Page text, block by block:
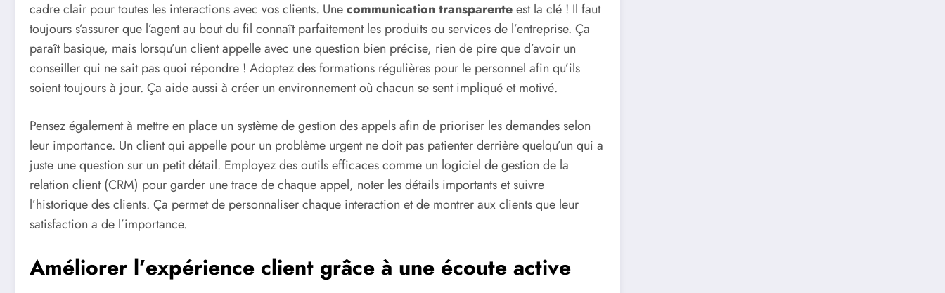
cadre clair pour toutes les interactions avec vos clients. Unecommunication transparenteest la clé ! Il faut
toujours s’assurer que l’agent au bout du fil connaît parfaitement les produits ou services de l’entreprise. Ça
paraît basique, mais lorsqu’un client appelle avec une question bien précise, rien de pire que d’avoir un
conseiller qui ne sait pas quoi répondre ! Adoptez des formations régulières pour le personnel afin qu’ils
soient toujours à jour. Ça aide aussi à créer un environnement où chacun se sent impliqué et motivé.
Pensez également à mettre en place un système de gestion des appels afin de prioriser les demandes selon
leur importance. Un client qui appelle pour un problème urgent ne doit pas patienter derrière quelqu’un qui a
juste une question sur un petit détail. Employez des outils efficaces comme un logiciel de gestion de la
relation client (CRM) pour garder une trace de chaque appel, noter les détails importants et suivre
l’historique des clients. Ça permet de personnaliser chaque interaction et de montrer aux clients que leur
satisfaction a de l’importance.
Améliorer l’expérience client grâce à une écoute active